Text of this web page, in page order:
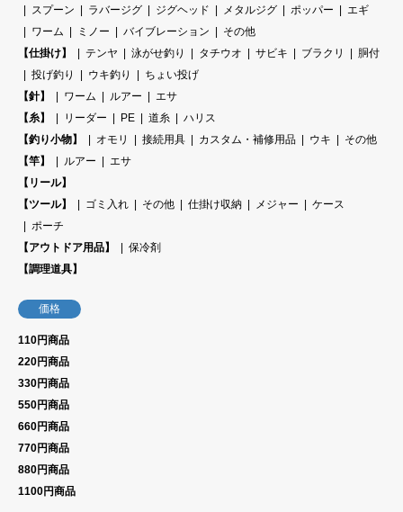
スプーン
ラバージグ ジグヘッド メタルジグ ポッパー
エギ
ワーム
ミノー バイブレーション
その他
【仕掛け】
テンヤ 泳がせ釣り タチウオ サビキ ブラクリ
胴付
投げ釣り
ウキ釣り
ちょい投げ
【針】
ワーム ルアー
エサ
【糸】
リーダー PE 道糸
ハリス
【釣り小物】
オモリ 接続用具 カスタム・補修用品 ウキ
その他
【竿】
ルアー
エサ
【リール】
【ツール】
ゴミ入れ その他 仕掛け収納 メジャー
ケース
ポーチ
【アウトドア用品】
保冷剤
【調理道具】
価格
110円商品
220円商品
330円商品
550円商品
660円商品
770円商品
880円商品
1100円商品